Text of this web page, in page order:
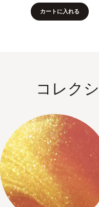
カートに入れる
コレク